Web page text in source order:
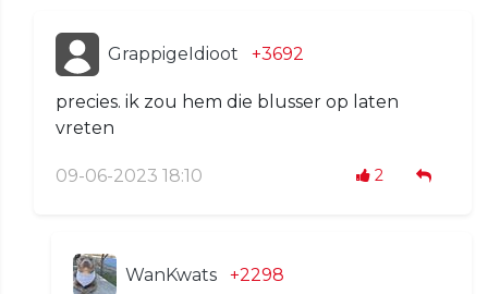
GrappigeIdioot +3692
precies. ik zou hem die blusser op laten
vreten
09-06-2023 18:10 2
WanKwats +2298